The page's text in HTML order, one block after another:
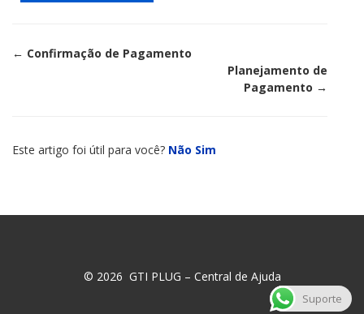
Doc
← Confirmação de Pagamento
Planejamento de
Pagamento →
Este artigo foi útil para você? Não Sim
© 2026 GTI PLUG – Central de Ajuda
Suporte